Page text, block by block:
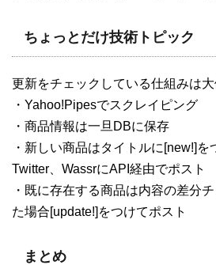
ちょっとだけ技術トピック
更新をチェックしている仕組みは
・Yahoo!Pipesでスクレイピング
・商品情報は一旦DBに保存
・新しい商品はタイトルに[new!]を
Twitter、WassrにAPI経由でポスト
・既に存在する商品は内容の差分
た場合[update!]をつけてポスト
まとめ